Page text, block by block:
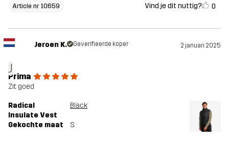
Article nr 10659 Vind je dit nuttig? 0
J
Jeroen K. Geverifieerde koper 2 januari 2025
Prima
Zit goed
Radical
Insulate Vest
Black
Gekochte maat S